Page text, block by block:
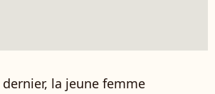
la jeune femme